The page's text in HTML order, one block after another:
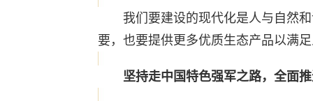
我们要建设的现代化是人与自然和
要，也要提供更多优质生态产品以满
坚持走中国特色强军之路，全面推